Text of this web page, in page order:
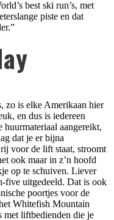
best ski run’s, met
piste en dat
zo is elke Amerikaan hier
en dus is iedereen
aangereikt,
dat je er bijna
voor de lift staat, stroomt
ook maar in z’n hoofd
op te schuiven. Liever
five uitgedeeld. Dat is ook
poortjes voor de
Whitefish Mountain
met liftbedienden die je